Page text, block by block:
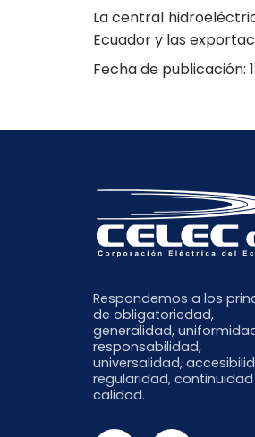
La central
Ecuador y las
Fecha de publicación:
Respondemos a los
de obligatoriedad,
generalidad,
responsabilidad,
universalidad,
regularidad,
calidad.